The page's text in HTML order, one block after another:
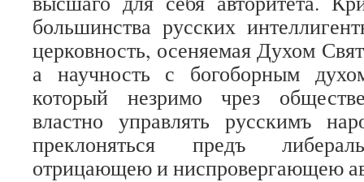
большинства русских
церковность, осеняемая Духом
а научность с богоборным
который незримо чрез
властно управлять русскимъ
преклоняться предъ
отрицающею и ниспровергающею